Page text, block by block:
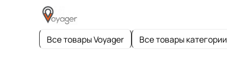
Все товары Voyager Все товары категории